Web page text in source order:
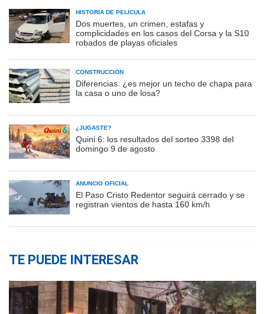
HISTORIA DE PELÍCULA
Dos muertes, un crimen, estafas y
complicidades en los casos del Corsa y la S10
robados de playas oficiales
CONSTRUCCIÓN
Diferencias: ¿es mejor un techo de chapa para
la casa o uno de losa?
¿JUGASTE?
Quini 6: los resultados del sorteo 3398 del
domingo 9 de agosto
ANUNCIO OFICIAL
El Paso Cristo Redentor seguirá cerrado y se
registran vientos de hasta 160 km/h
TE PUEDE INTERESAR